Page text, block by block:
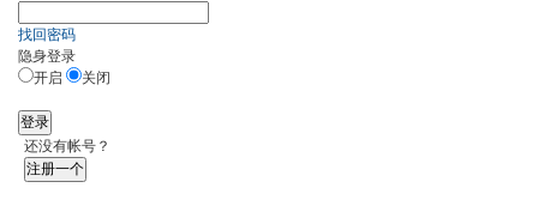
找回密码
隐身登录
开启
关闭
登录
还没有帐号？
注册一个